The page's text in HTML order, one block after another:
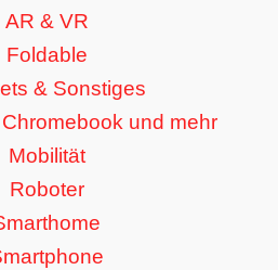
AR & VR
Foldable
& Sonstiges
und mehr
Mobilität
Roboter